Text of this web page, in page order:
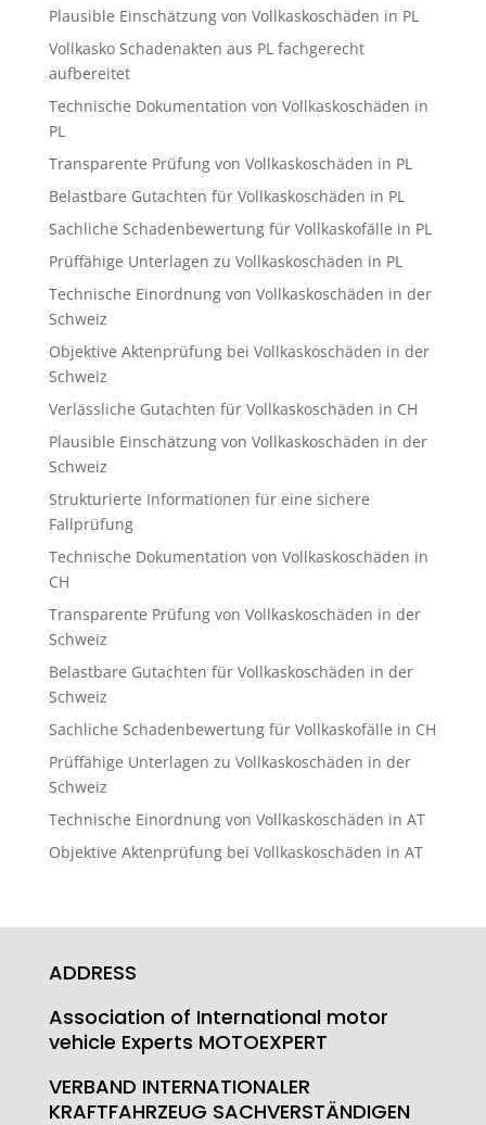
Plausible Einschätzung von Vollkaskoschäden in PL
Vollkasko Schadenakten aus PL fachgerecht
aufbereitet
Technische Dokumentation von Vollkaskoschäden in
PL
Transparente Prüfung von Vollkaskoschäden in PL
Belastbare Gutachten für Vollkaskoschäden in PL
Sachliche Schadenbewertung für Vollkaskofälle in PL
Prüffähige Unterlagen zu Vollkaskoschäden in PL
Technische Einordnung von Vollkaskoschäden in der
Schweiz
Objektive Aktenprüfung bei Vollkaskoschäden in der
Schweiz
Verlässliche Gutachten für Vollkaskoschäden in CH
Plausible Einschätzung von Vollkaskoschäden in der
Schweiz
Strukturierte Informationen für eine sichere
Fallprüfung
Technische Dokumentation von Vollkaskoschäden in
CH
Transparente Prüfung von Vollkaskoschäden in der
Schweiz
Belastbare Gutachten für Vollkaskoschäden in der
Schweiz
Sachliche Schadenbewertung für Vollkaskofälle in CH
Prüffähige Unterlagen zu Vollkaskoschäden in der
Schweiz
Technische Einordnung von Vollkaskoschäden in AT
Objektive Aktenprüfung bei Vollkaskoschäden in AT
ADDRESS
Association of International motor
vehicle Experts MOTOEXPERT
VERBAND INTERNATIONALER
KRAFTFAHRZEUG SACHVERSTÄNDIGEN